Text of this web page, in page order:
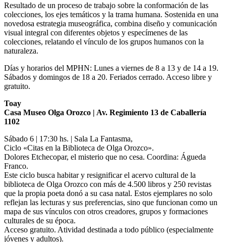
Resultado de un proceso de trabajo sobre la conformación de las
colecciones, los ejes temáticos y la trama humana. Sostenida en una
novedosa estrategia museográfica, combina diseño y comunicación
visual integral con diferentes objetos y especímenes de las
colecciones, relatando el vínculo de los grupos humanos con la
naturaleza.
Días y horarios del MPHN: Lunes a viernes de 8 a 13 y de 14 a 19.
Sábados y domingos de 18 a 20. Feriados cerrado. Acceso libre y
gratuito.
Toay
Casa Museo Olga Orozco | Av. Regimiento 13 de Caballería
1102
Sábado 6 | 17:30 hs. | Sala La Fantasma,
Ciclo «Citas en la Biblioteca de Olga Orozco».
Dolores Etchecopar, el misterio que no cesa. Coordina: Águeda
Franco.
Este ciclo busca habitar y resignificar el acervo cultural de la
biblioteca de Olga Orozco con más de 4.500 libros y 250 revistas
que la propia poeta donó a su casa natal. Estos ejemplares no solo
reflejan las lecturas y sus preferencias, sino que funcionan como un
mapa de sus vínculos con otros creadores, grupos y formaciones
culturales de su época.
Acceso gratuito. Atividad destinada a todo público (especialmente
jóvenes y adultos).